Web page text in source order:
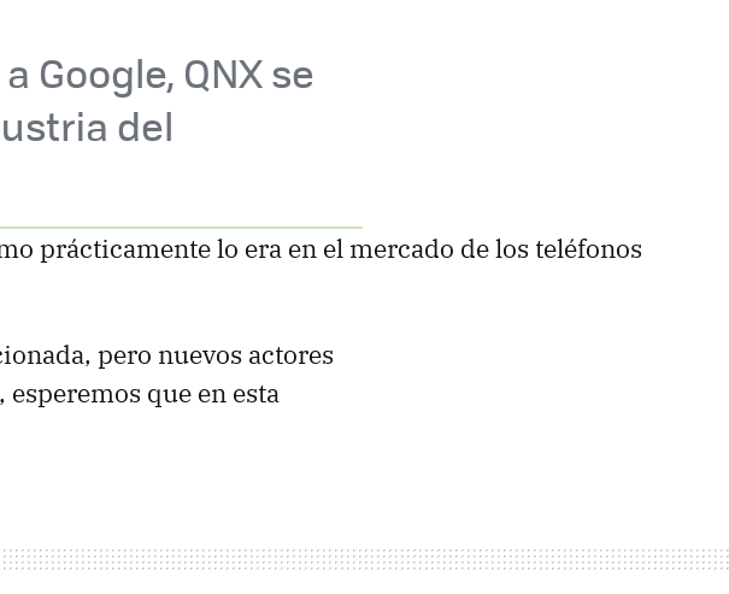
Google, QNX se
del
prácticamente lo era en el mercado de los teléfonos
pero nuevos actores
que en esta